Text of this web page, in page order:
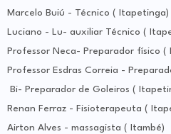
Marcelo Buiú - Técnico ( Itapetinga)
Luciano - Lu- auxiliar Técnico (
Professor Neca- Preparador físico (
Professor Esdras Correia -
Bi- Preparador de Goleiros (
Renan Ferraz - Fisioterapeuta (
Airton Alves - massagista ( Itambé)